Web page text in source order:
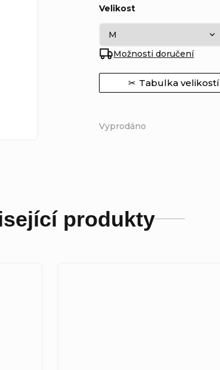
Vyprodáno
Velikost
Možnosti doručení
Tabulka velikostí
produkty